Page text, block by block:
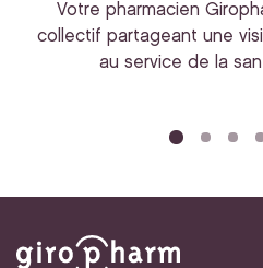
Votre pharmacien
collectif partageant une
au service de la